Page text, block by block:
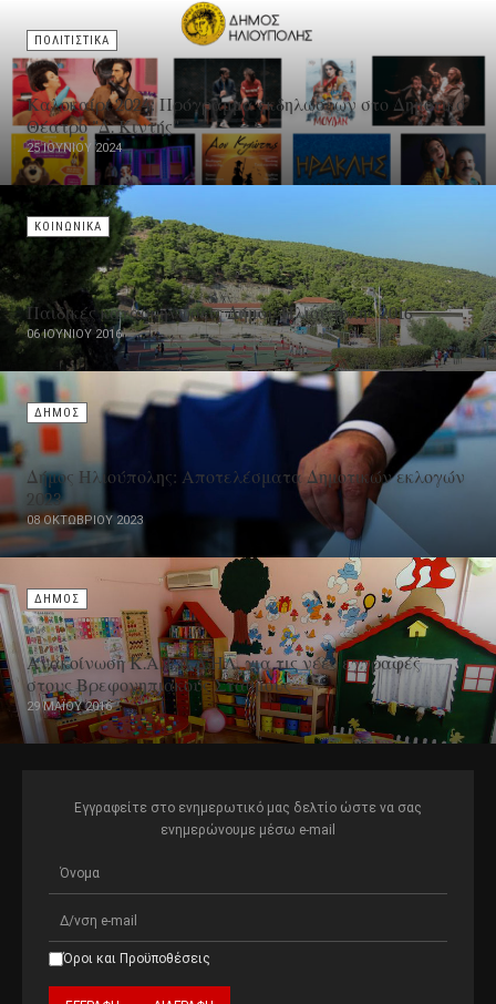
ΠΟΛΙΤΙΣΤΙΚΑ
Καλοκαίρι 2024: Πρόγραμμα εκδηλώσεων στο Δημοτικό
Θέατρο "Δ. Κιντής"
25 ΙΟΥΝΊΟΥ 2024
ΚΟΙΝΩΝΙΚΑ
Παιδικές κατασκηνώσεις Δήμου Ηλιούπολης 2016
06 ΙΟΥΝΊΟΥ 2016
ΔΗΜΟΣ
Δήμος Ηλιούπολης: Αποτελέσματα Δημοτικών εκλογών
2023
08 ΟΚΤΩΒΡΊΟΥ 2023
ΔΗΜΟΣ
Ανακοίνωση Κ.Α.Φ.Α.Δ.ΗΛ. για τις νέες εγγραφές
στους Βρεφονηπιακούς Σταθμούς
29 ΜΑΪ́ΟΥ 2016
Εγγραφείτε στο ενημερωτικό μας δελτίο ώστε να σας
ενημερώνουμε μέσω e-mail
Όροι και Προϋποθέσεις